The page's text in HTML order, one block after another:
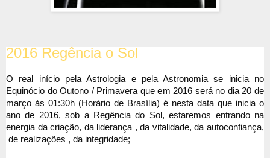
2016 Regência o Sol
O real início pela Astrologia e pela Astronomia se inicia no
Equinócio do Outono / Primavera que em 2016 será no dia 20 de
março às 01:30h (Horário de Brasília) é nestadata que inicia o
ano de 2016, sob a Regência do Sol, estaremos entrando na
energia da criação, da liderança , da vitalidade, da autoconfiança,
de realizações , da integridade;